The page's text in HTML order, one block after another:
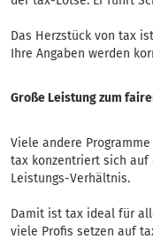
Das Herzstück von tax
Ihre Angaben werden
Große Leistung zum
Viele andere
tax konzentriert sich auf
Leistungs-Verhältnis.
Damit ist tax ideal für
viele Profis setzen auf